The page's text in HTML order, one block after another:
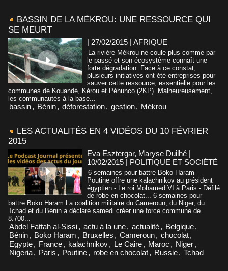
BASSIN DE LA MÉKROU: UNE RESSOURCE QUI
SE MEURT
| 27/02/2015 | AFRIQUE
La rivière Mékrou ne coule plus comme par
le passé et son écosystème connaît une
forte dégradation. Face à ce constat,
plusieurs initiatives ont été entreprises pour
sauver cette ressource, essentielle pour les
communes de Kouandé, Kérou et Péhunco (2KP). Malheureusement,
les communautés à la base...
bassin, Bénin, déforestation, gestion, Mékrou
LES ACTUALITÉS EN 4 VIDÉOS DU 10 FÉVRIER
2015
Eva Esztergar, Maryse Duilhé |
10/02/2015 | POLITIQUE ET SOCIÉTÉ
6 semaines pour battre Boko Haram -
Poutine offre une kalachnikov au président
égyptien - Le roi Mohamed VI à Paris - Défilé
de robe en chocolat... 6 semaines pour
battre Boko Haram La coalition militaire du Cameroun, du Niger, du
Tchad et du Bénin a déclaré samedi créer une force commune de
8.700...
Abdel Fattah al-Sissi, actu à la une, actualité, Belgique,
Bénin, Boko Haram , Bruxelles , Cameroun, chocolat,
Egypte, France, kalachnikov, Le Caire, Maroc , Niger,
Nigeria, Paris , Poutine, robe en chocolat, Russie, Tchad